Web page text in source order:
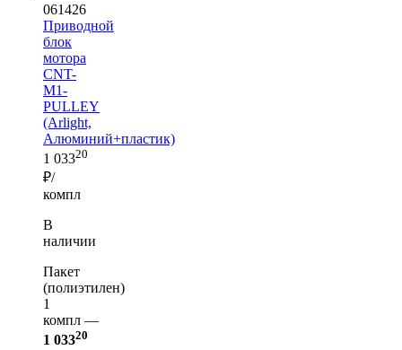
061426
Приводной
блок
мотора
CNT-
M1-
PULLEY
(Arlight,
Алюминий+пластик)
1 03320
₽/
компл
В
наличии
Пакет
(полиэтилен)
1
компл —
1 03320